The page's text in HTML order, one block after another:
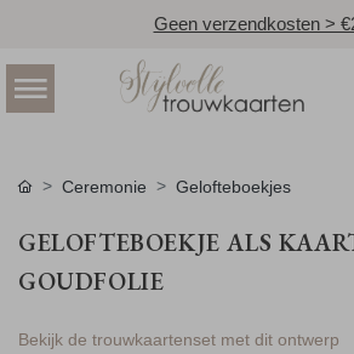
Geen verzendkosten >
Ceremonie Gelofteboekjes
GELOFTEBOEKJE ALS
GOUDFOLIE
Bekijk de trouwkaartenset met dit ontwerp